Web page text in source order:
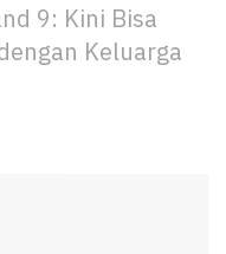
9: Kini Bisa
Keluarga